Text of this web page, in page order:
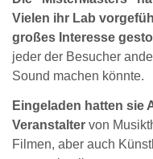
Vielen ihr Lab
großes Interesse
jeder der Besucher
Sound machen könnte.
Eingeladen hatten sie
Veranstalter von
Filmen, aber auch